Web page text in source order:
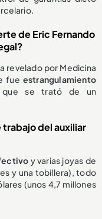
de Eric Fernando
revelado por Medicina
fue estrangulamiento
que se trató de un
trabajo del auxiliar
y varias joyas de
y una tobillera), todo
(unos 4,7 millones